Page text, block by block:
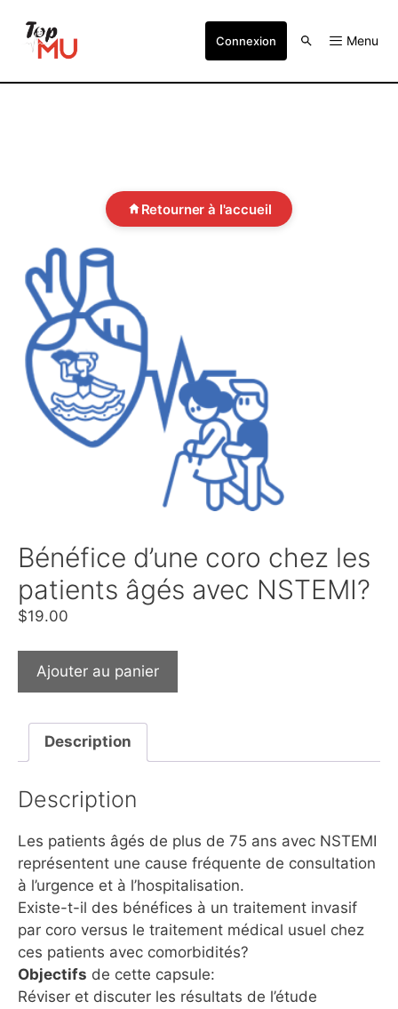
Connexion Menu
Retourner à l'accueil
Bénéfice d’une coro chez les
patients âgés avec NSTEMI?
$19.00
Ajouter au panier
Description
Description
Les patients âgés de plus de 75 ans avec NSTEMI
représentent une cause fréquente de consultation
à l’urgence et à l’hospitalisation.
Existe-t-il des bénéfices à un traitement invasif
par coro versus le traitement médical usuel chez
ces patients avec comorbidités?
Objectifs de cette capsule:
Réviser et discuter les résultats de l’étude